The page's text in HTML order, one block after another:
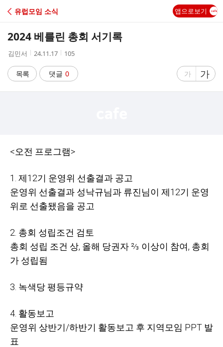
C
A
유럽모임 소식 앱으로보기
2024 베를린 총회 서기록
작
자
김민서
작
시
간
24.11.17
조
수
105
목록 댓글 0
글
가
글
자
가
<오전 프로그램>
1. 제12기 운영위 선출결과 공고
운영위 선출결과 성낙규님과 류진님이 제12기 운영
위로 선출됐음을 공고
2. 총회 성립조건 검토
총회 성립 조건 상, 올해 당권자 ⅔ 이상이 참여, 총회
가 성립됨
3. 녹색당 평등규약
4. 활동보고
운영위 상반기/하반기 활동보고 후 지역모임 PPT 발
표